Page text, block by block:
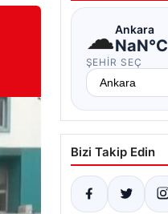
☁Ankara
NaN°C
ŞEHIR SEÇ
Bizi Takip Edin